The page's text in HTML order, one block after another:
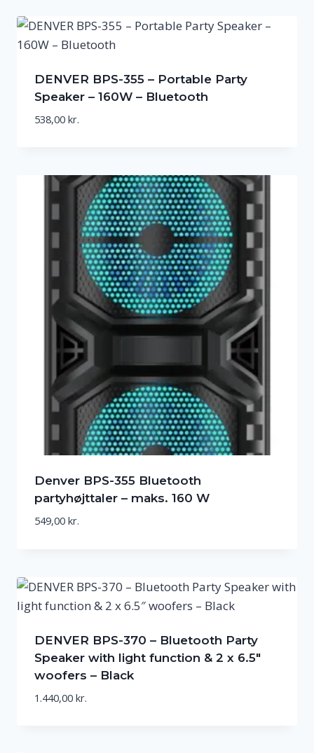
DENVER BPS-355 – Portable Party
Speaker – 160W – Bluetooth
538,00 kr.
Denver BPS-355 Bluetooth
partyhøjttaler – maks. 160 W
549,00 kr.
DENVER BPS-370 – Bluetooth Party
Speaker with light function & 2 x 6.5″
woofers – Black
1.440,00 kr.